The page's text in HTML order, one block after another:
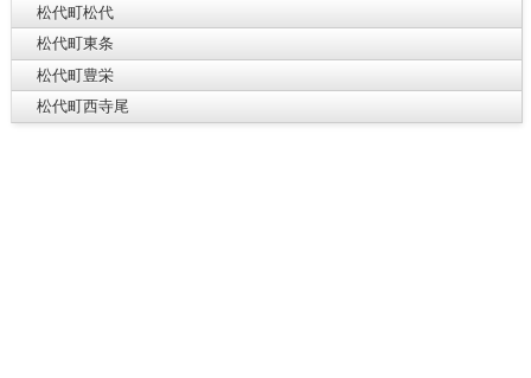
松代町松代
松代町東条
松代町豊栄
松代町西寺尾